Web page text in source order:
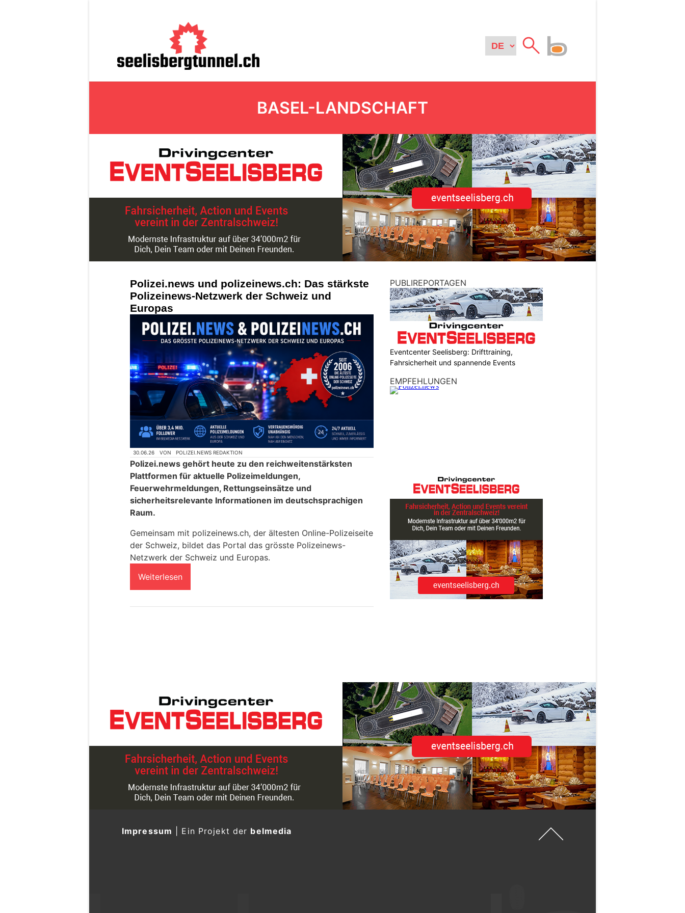
BASEL-LANDSCHAFT
Polizei.news und polizeinews.ch: Das stärkste
Polizeinews-Netzwerk der Schweiz und
Europas
30.06.26 VON POLIZEI.NEWS REDAKTION
Polizei.news gehört heute zu den reichweitenstärksten
Plattformen für aktuelle Polizeimeldungen,
Feuerwehrmeldungen, Rettungseinsätze und
sicherheitsrelevante Informationen im deutschsprachigen
Raum.
Gemeinsam mit polizeinews.ch, der ältesten Online-Polizeiseite
der Schweiz, bildet das Portal das grösste Polizeinews-
Netzwerk der Schweiz und Europas.
Weiterlesen
PUBLIREPORTAGEN
Eventcenter Seelisberg: Drifttraining,
Fahrsicherheit und spannende Events
EMPFEHLUNGEN
Impressum Ein Projekt der belmedia